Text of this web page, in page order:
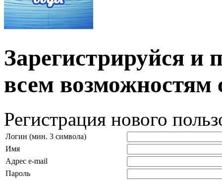
Зарегистрируйся и
всем возможностям
Регистрация нового
Логин (мин. 3 символа)
Имя
Адрес e-mail
Пароль